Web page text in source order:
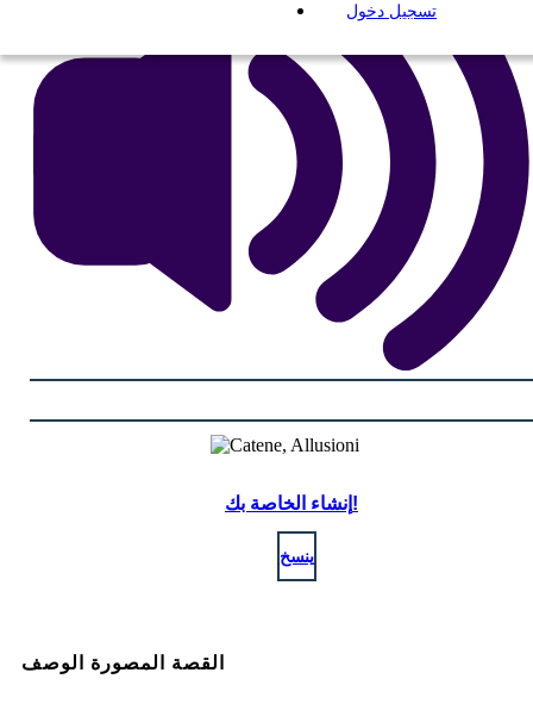
تسجيل دخول
إنشاء الخاصة بك!
ينسخ
القصة المصورة الوصف